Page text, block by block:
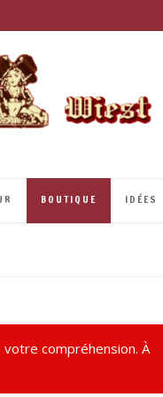
BOUTIQUE IDÉES
votre compréhension. À